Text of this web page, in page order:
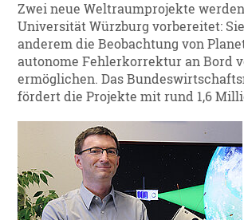
Zwei neue Weltraumprojekte
Universität Würzburg vorbereitet:
anderem die Beobachtung von
autonome Fehlerkorrektur an Bord
ermöglichen. Das
fördert die Projekte mit rund 1,6